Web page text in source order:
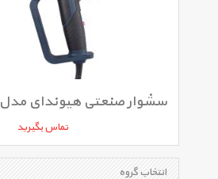
سشوار صنعتی هیوندای مدل HP2060-HG
تماس بگیرید
انتخاب گروه